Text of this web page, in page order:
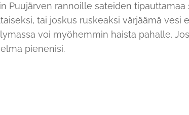
Puujärven rannoille sateiden tipauttamaa
tai joskus ruskeaksi värjäämä vesi
voi myöhemmin haista pahalle.
pienenisi.